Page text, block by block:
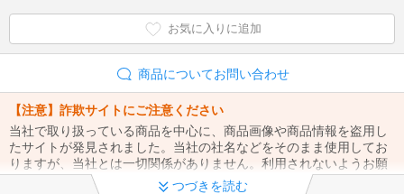
お気に入りに追加
商品についてお問い合わせ
【注意】詐欺サイトにご注意ください
当社で取り扱っている商品を中心に、商品画像や商品情報を盗用し
たサイトが発見されました。当社の社名などをそのまま使用してお
りますが、当社とは一切関係がありません。利用されないようお願
いいたします。
つづきを読む